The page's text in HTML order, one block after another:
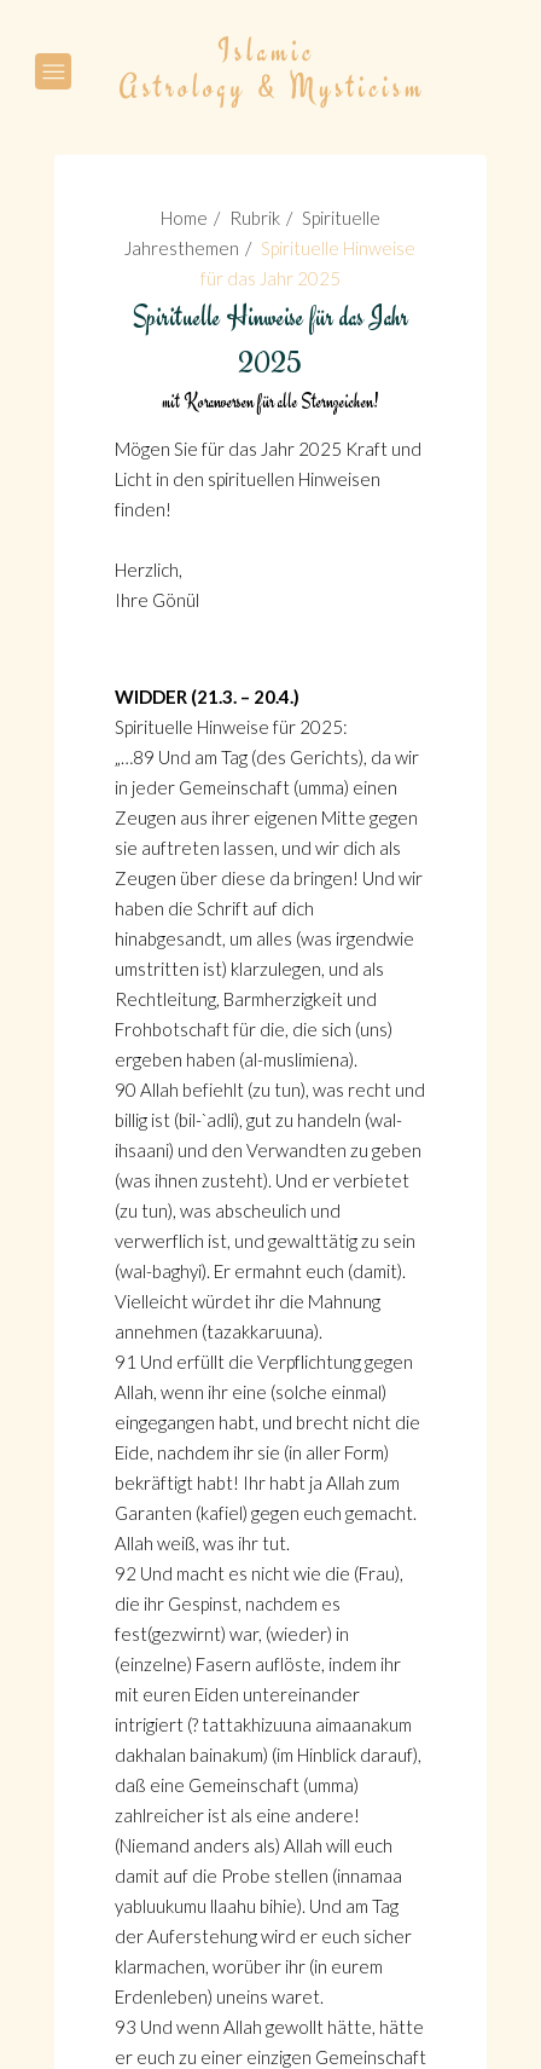
Home Rubrik
Spirituelle
Jahresthemen
Spirituelle Hinweise
für das Jahr 2025
Spirituelle Hinweise für das Jahr
2025
mit Koranversen für alle Sternzeichen!
Mögen Sie für das Jahr 2025 Kraft und
Licht in den spirituellen Hinweisen
finden!
Herzlich,
Ihre Gönül
WIDDER (21.3. – 20.4.)
Spirituelle Hinweise für 2025:
„…89 Und am Tag (des Gerichts), da wir
in jeder Gemeinschaft (umma) einen
Zeugen aus ihrer eigenen Mitte gegen
sie auftreten lassen, und wir dich als
Zeugen über diese da bringen! Und wir
haben die Schrift auf dich
hinabgesandt, um alles (was irgendwie
umstritten ist) klarzulegen, und als
Rechtleitung, Barmherzigkeit und
Frohbotschaft für die, die sich (uns)
ergeben haben (al-muslimiena).
90 Allah befiehlt (zu tun), was recht und
billig ist (bil-`adli), gut zu handeln (wal-
ihsaani) und den Verwandten zu geben
(was ihnen zusteht). Und er verbietet
(zu tun), was abscheulich und
verwerflich ist, und gewalttätig zu sein
(wal-baghyi). Er ermahnt euch (damit).
Vielleicht würdet ihr die Mahnung
annehmen (tazakkaruuna).
91 Und erfüllt die Verpflichtung gegen
Allah, wenn ihr eine (solche einmal)
eingegangen habt, und brecht nicht die
Eide, nachdem ihr sie (in aller Form)
bekräftigt habt! Ihr habt ja Allah zum
Garanten (kafiel) gegen euch gemacht.
Allah weiß, was ihr tut.
92 Und macht es nicht wie die (Frau),
die ihr Gespinst, nachdem es
fest(gezwirnt) war, (wieder) in
(einzelne) Fasern auflöste, indem ihr
mit euren Eiden untereinander
intrigiert (? tattakhizuuna aimaanakum
dakhalan bainakum) (im Hinblick darauf),
daß eine Gemeinschaft (umma)
zahlreicher ist als eine andere!
(Niemand anders als) Allah will euch
damit auf die Probe stellen (innamaa
yabluukumu llaahu bihie). Und am Tag
der Auferstehung wird er euch sicher
klarmachen, worüber ihr (in eurem
Erdenleben) uneins waret.
93 Und wenn Allah gewollt hätte, hätte
er euch zu einer einzigen Gemeinschaft